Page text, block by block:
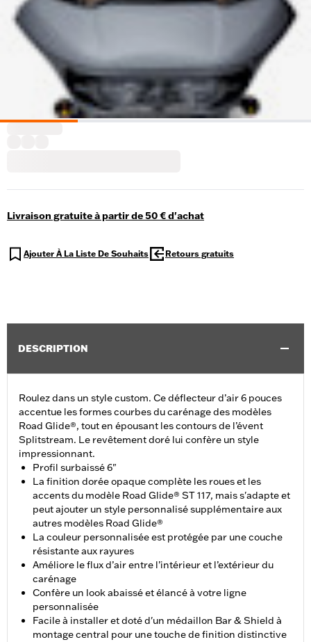
Livraison gratuite à partir de 50 € d'achat
Ajouter À La Liste De Souhaits Retours gratuits
DESCRIPTION
Roulez dans un style custom. Ce déflecteur d’air 6 pouces
accentue les formes courbes du carénage des modèles
Road Glide®, tout en épousant les contours de l’évent
Splitstream. Le revêtement doré lui confère un style
impressionnant.
Profil surbaissé 6"
La finition dorée opaque complète les roues et les
accents du modèle Road Glide® ST 117, mais s'adapte et
peut ajouter un style personnalisé supplémentaire aux
autres modèles Road Glide®
La couleur personnalisée est protégée par une couche
résistante aux rayures
Améliore le flux d’air entre l’intérieur et l’extérieur du
carénage
Confère un look abaissé et élancé à votre ligne
personnalisée
Facile à installer et doté d'un médaillon Bar & Shield à
montage central pour une touche de finition distinctive